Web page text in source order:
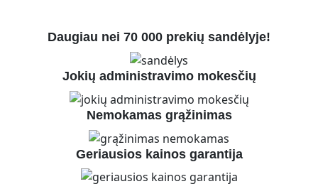
Daugiau nei 70 000 prekių sandėlyje!
Jokių administravimo mokesčių
Nemokamas grąžinimas
Geriausios kainos garantija